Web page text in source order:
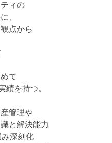
ィの
、
点から
て
績を持つ。
管理や
と解決能力
深刻化